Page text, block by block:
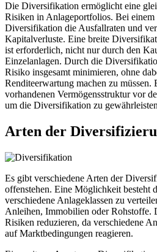
Die Diversifikation ermöglicht eine
Risiken in Anlageportfolios. Bei
Diversifikation die Ausfallraten und
Kapitalverluste. Eine breite
ist erforderlich, nicht nur durch den
Einzelanlagen. Durch die
Risiko insgesamt minimieren, ohne
Renditeerwartung machen zu müssen.
vorhandenen Vermögensstruktur vor
um die Diversifikation zu
Arten der
Es gibt verschiedene Arten der
offenstehen. Eine Möglichkeit besteht
verschiedene Anlageklassen zu
Anleihen, Immobilien oder Rohstoffe.
Risiken reduzieren, da verschiedene
auf Marktbedingungen reagieren.